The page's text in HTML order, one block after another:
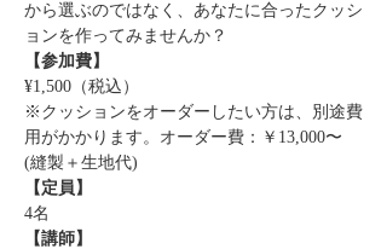
から選ぶのではなく、あなたに合ったクッシ
ョンを作ってみませんか？
【参加費】
¥1,500（税込）
※クッションをオーダーしたい方は、別途費
用がかかります。オーダー費：￥13,000〜
(縫製＋生地代)
【定員】
4名
【講師】